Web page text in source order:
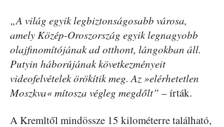
„A világ egyik legbiztonságosabb városa,
amely Közép-Oroszország egyik legnagyobb
olajfinomítójának ad otthont, lángokban áll.
Putyin háborújának következményeit
videofelvételek örökítik meg. Az »elérhetetlen
Moszkva« mítosza végleg megdőlt” – írták.
A Kremltől mindössze 15 kilométerre található,